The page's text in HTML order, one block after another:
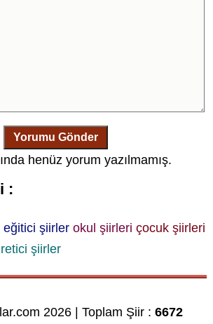
Yorumu Gönder
henüz yorum yazılmamış.
:
eğitici şiirler okul şiirleri çocuk şiirleri
şiirler
2026 | Toplam Şiir :6672